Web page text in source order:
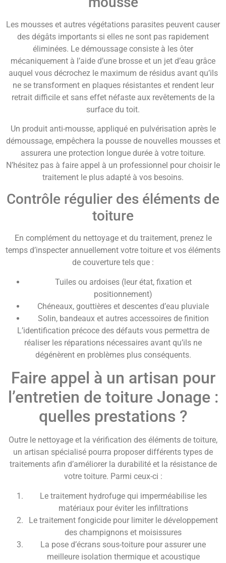
Les mousses et autres végétations parasites peuvent causer
des dégâts importants si elles ne sont pas rapidement
éliminées. Le démoussage consiste à les ôter
mécaniquement à l’aide d’une brosse et un jet d’eau grâce
auquel vous décrochez le maximum de résidus avant qu’ils
ne se transforment en plaques résistantes et rendent leur
retrait difficile et sans effet néfaste aux revêtements de la
surface du toit.
Un produit anti-mousse, appliqué en pulvérisation après le
démoussage, empêchera la pousse de nouvelles mousses et
assurera une protection longue durée à votre toiture.
N’hésitez pas à faire appel à un professionnel pour choisir le
traitement le plus adapté à vos besoins.
Contrôle régulier des éléments de
toiture
En complément du nettoyage et du traitement, prenez le
temps d’inspecter annuellement votre toiture et vos éléments
de couverture tels que :
Tuiles ou ardoises (leur état, fixation et
positionnement)
Chéneaux, gouttières et descentes d’eau pluviale
Solin, bandeaux et autres accessoires de finition
L’identification précoce des défauts vous permettra de
réaliser les réparations nécessaires avant qu’ils ne
dégénèrent en problèmes plus conséquents.
Faire appel à un artisan pour
l’entretien de toiture Jonage :
quelles prestations ?
Outre le nettoyage et la vérification des éléments de toiture,
un artisan spécialisé pourra proposer différents types de
traitements afin d’améliorer la durabilité et la résistance de
votre toiture. Parmi ceux-ci :
Le traitement hydrofuge qui imperméabilise les
matériaux pour éviter les infiltrations
Le traitement fongicide pour limiter le développement
des champignons et moisissures
La pose d’écrans sous-toiture pour assurer une
meilleure isolation thermique et acoustique